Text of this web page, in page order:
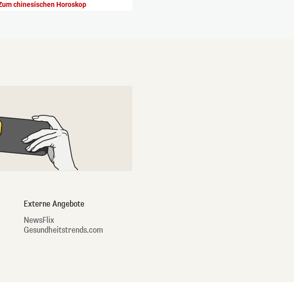
chinesischen Horoskop
Externe Angebote
NewsFlix
Gesundheitstrends.com